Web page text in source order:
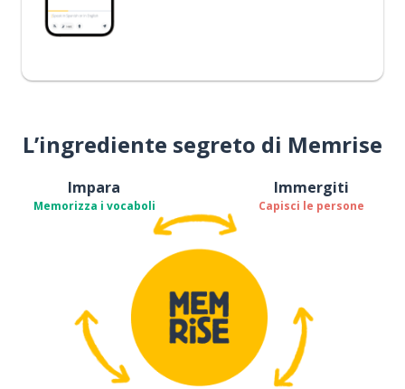
L’ingrediente segreto di Memrise
Impara
Memorizza i vocaboli
Immergiti
Capisci le persone